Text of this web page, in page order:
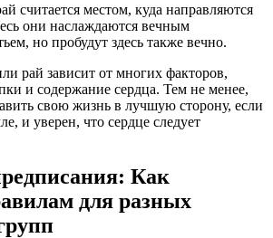
считается местом, куда направляются
они наслаждаются вечным
но пробудут здесь также вечно.
рай зависит от многих факторов,
и содержание сердца. Тем не менее,
свою жизнь в лучшую сторону, если
и уверен, что сердце следует
Как
для разных